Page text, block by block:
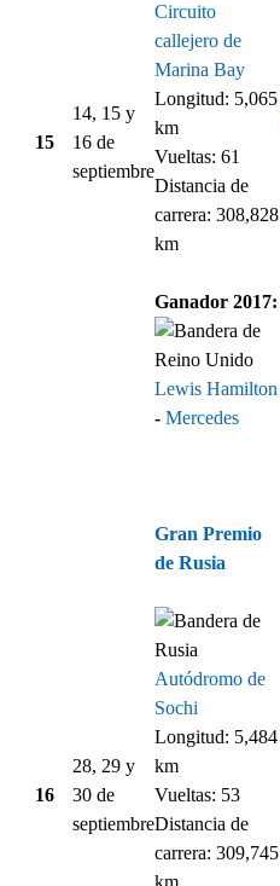
15
14, 15 y
16 de
septiembre
Circuito
callejero de
Marina Bay
Longitud: 5,065
km
Vueltas: 61
Distancia de
carrera: 308,828
km
Ganador 2017:
Lewis Hamilton
- Mercedes
16
28, 29 y
30 de
septiembre
Gran Premio
de Rusia
Autódromo de
Sochi
Longitud: 5,484
km
Vueltas: 53
Distancia de
carrera: 309,745